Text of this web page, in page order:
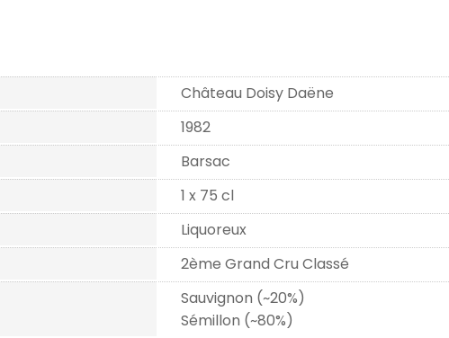
Château Doisy Daëne
1982
Barsac
1 x 75 cl
Liquoreux
2ème Grand Cru Classé
Sauvignon (~20%)
Sémillon (~80%)